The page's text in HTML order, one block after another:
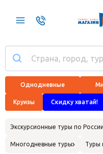
Однодневные
Круизы Скидку хватай!
Экскурсионные туры по
Многодневные туры Туры